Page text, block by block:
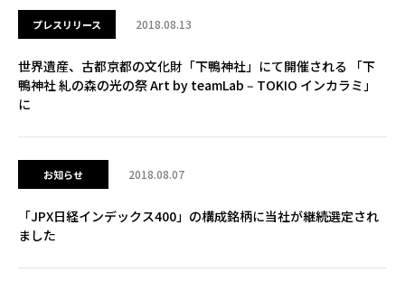
プレスリリース 2018.08.13
世界遺産、古都京都の文化財「下鴨神社」にて開催される 「下
鴨神社 糺の森の光の祭 Art by teamLab ‒ TOKIO インカラミ」
に
お知らせ 2018.08.07
「JPX日経インデックス400」の構成銘柄に当社が継続選定され
ました